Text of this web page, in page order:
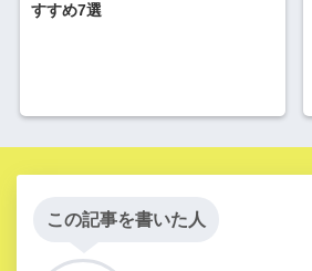
すすめ7選
この記事を書いた人